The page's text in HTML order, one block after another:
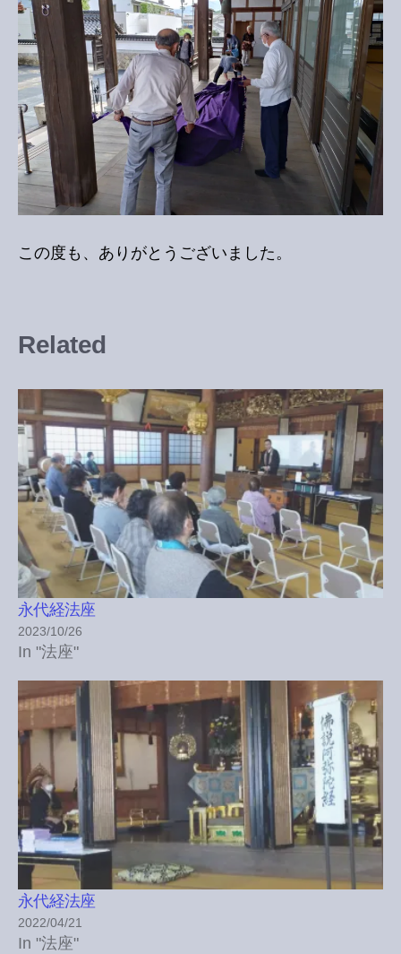
この度も、ありがとうございました。
Related
永代経法座
2023/10/26
In "法座"
永代経法座
2022/04/21
In "法座"